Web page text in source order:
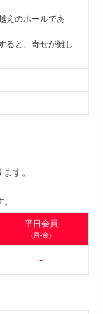
えのホールであ
ると、寄せが難し
す。
平日会員
(月-金)
-